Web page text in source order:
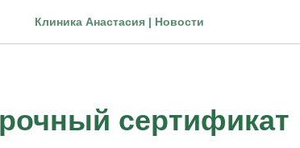
Клиника Анастасия | Новости
сертификат